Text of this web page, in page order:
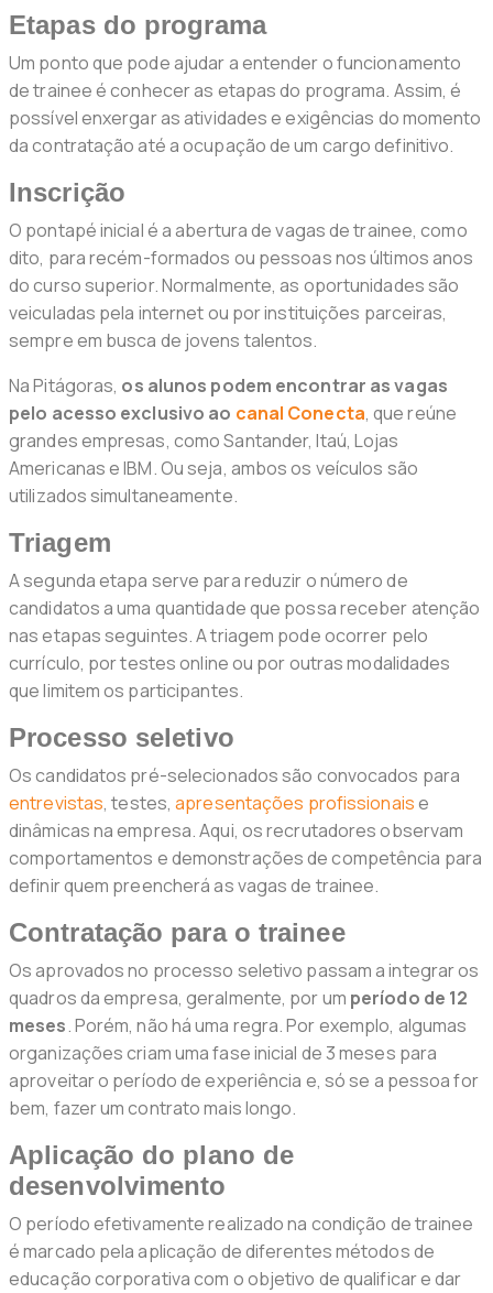
Etapas do programa
Um ponto que pode ajudar a entender o funcionamento
de trainee é conhecer as etapas do programa. Assim, é
possível enxergar as atividades e exigências do momento
da contratação até a ocupação de um cargo definitivo.
Inscrição
O pontapé inicial é a abertura de vagas de trainee, como
dito, para recém-formados ou pessoas nos últimos anos
do curso superior. Normalmente, as oportunidades são
veiculadas pela internet ou por instituições parceiras,
sempre em busca de jovens talentos.
Na Pitágoras, os alunos podem encontrar as vagas
pelo acesso exclusivo ao canal Conecta, que reúne
grandes empresas, como Santander, Itaú, Lojas
Americanas e IBM. Ou seja, ambos os veículos são
utilizados simultaneamente.
Triagem
A segunda etapa serve para reduzir o número de
candidatos a uma quantidade que possa receber atenção
nas etapas seguintes. A triagem pode ocorrer pelo
currículo, por testes online ou por outras modalidades
que limitem os participantes.
Processo seletivo
Os candidatos pré-selecionados são convocados para
entrevistas, testes,apresentações profissionaise
dinâmicas na empresa. Aqui, os recrutadores observam
comportamentos e demonstrações de competência para
definir quem preencherá as vagas de trainee.
Contratação para o trainee
Os aprovados no processo seletivo passam a integrar os
quadros da empresa, geralmente, por um período de 12
meses. Porém, não há uma regra. Por exemplo, algumas
organizações criam uma fase inicial de 3 meses para
aproveitar o período de experiência e, só se a pessoa for
bem, fazer um contrato mais longo.
Aplicação do plano de
desenvolvimento
O período efetivamente realizado na condição de trainee
é marcado pela aplicação de diferentes métodos de
educação corporativa com o objetivo de qualificar e dar